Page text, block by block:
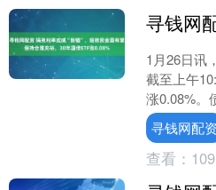
1月26日讯
截至上午
涨0.08%。
合约
寻钱网配资
查看： 109